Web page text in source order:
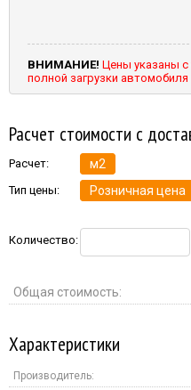
ВНИМАНИЕ! Цены указаны
полной загрузки автомобиля
Расчет стоимости с
Расчет: м2
Тип цены: Розничная цена
Количество:
Общая стоимость:
Характеристики
Производитель: